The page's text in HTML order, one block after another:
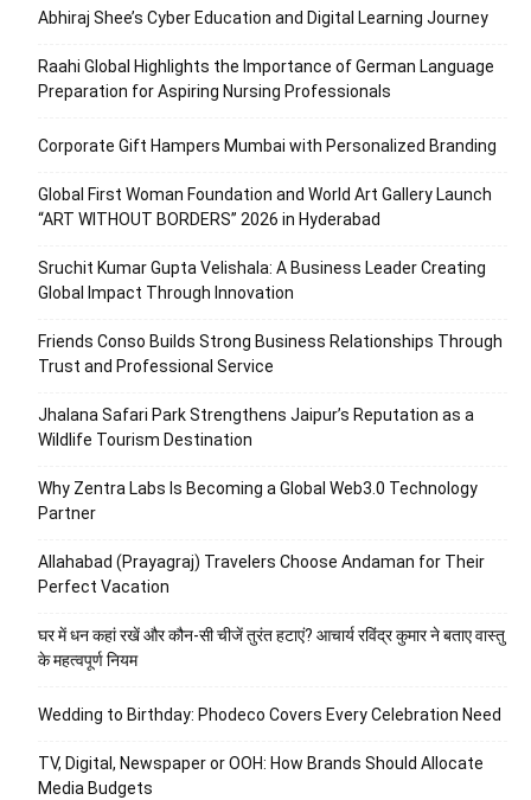
Abhiraj Shee’s Cyber Education and Digital Learning Journey
Raahi Global Highlights the Importance of German Language
Preparation for Aspiring Nursing Professionals
Corporate Gift Hampers Mumbai with Personalized Branding
Global First Woman Foundation and World Art Gallery Launch
“ART WITHOUT BORDERS” 2026 in Hyderabad
Sruchit Kumar Gupta Velishala: A Business Leader Creating
Global Impact Through Innovation
Friends Conso Builds Strong Business Relationships Through
Trust and Professional Service
Jhalana Safari Park Strengthens Jaipur’s Reputation as a
Wildlife Tourism Destination
Why Zentra Labs Is Becoming a Global Web3.0 Technology
Partner
Allahabad (Prayagraj) Travelers Choose Andaman for Their
Perfect Vacation
घर में धन कहां रखें और कौन-सी चीजें तुरंत हटाएं? आचार्य रविंद्र कुमार ने बताए वास्तु
के महत्वपूर्ण नियम
Wedding to Birthday: Phodeco Covers Every Celebration Need
TV, Digital, Newspaper or OOH: How Brands Should Allocate
Media Budgets